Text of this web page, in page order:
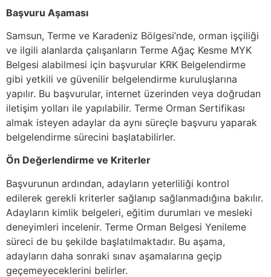
Başvuru Aşaması
Samsun, Terme ve Karadeniz Bölgesi’nde, orman işçiliği
ve ilgili alanlarda çalışanların Terme Ağaç Kesme MYK
Belgesi alabilmesi için başvurular KRK Belgelendirme
gibi yetkili ve güvenilir belgelendirme kuruluşlarına
yapılır. Bu başvurular, internet üzerinden veya doğrudan
iletişim yolları ile yapılabilir. Terme Orman Sertifikası
almak isteyen adaylar da aynı süreçle başvuru yaparak
belgelendirme sürecini başlatabilirler.
Ön Değerlendirme ve Kriterler
Başvurunun ardından, adayların yeterliliği kontrol
edilerek gerekli kriterler sağlanıp sağlanmadığına bakılır.
Adayların kimlik belgeleri, eğitim durumları ve mesleki
deneyimleri incelenir. Terme Orman Belgesi Yenileme
süreci de bu şekilde başlatılmaktadır. Bu aşama,
adayların daha sonraki sınav aşamalarına geçip
geçemeyeceklerini belirler.